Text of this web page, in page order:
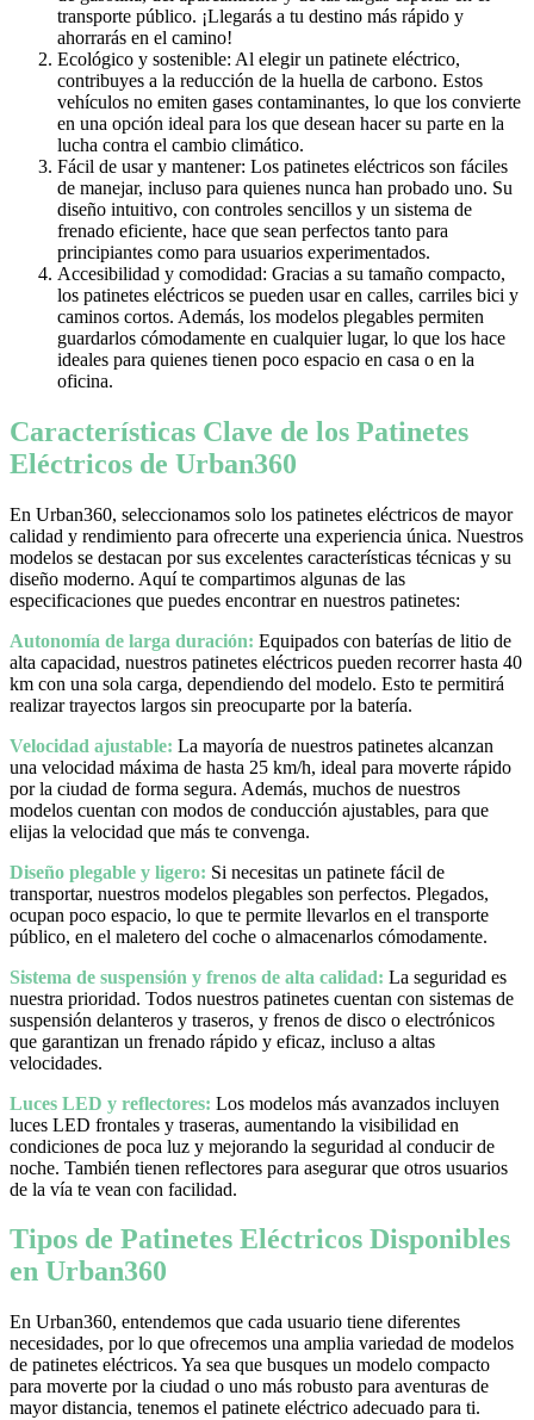
transporte público. ¡Llegarás a tu destino más rápido y
ahorrarás en el camino!
Ecológico y sostenible: Al elegir un patinete eléctrico,
contribuyes a la reducción de la huella de carbono. Estos
vehículos no emiten gases contaminantes, lo que los convierte
en una opción ideal para los que desean hacer su parte en la
lucha contra el cambio climático.
Fácil de usar y mantener: Los patinetes eléctricos son fáciles
de manejar, incluso para quienes nunca han probado uno. Su
diseño intuitivo, con controles sencillos y un sistema de
frenado eficiente, hace que sean perfectos tanto para
principiantes como para usuarios experimentados.
Accesibilidad y comodidad: Gracias a su tamaño compacto,
los patinetes eléctricos se pueden usar en calles, carriles bici y
caminos cortos. Además, los modelos plegables permiten
guardarlos cómodamente en cualquier lugar, lo que los hace
ideales para quienes tienen poco espacio en casa o en la
oficina.
Características Clave de los Patinetes
Eléctricos de Urban360
En Urban360, seleccionamos solo los patinetes eléctricos de mayor
calidad y rendimiento para ofrecerte una experiencia única. Nuestros
modelos se destacan por sus excelentes características técnicas y su
diseño moderno. Aquí te compartimos algunas de las
especificaciones que puedes encontrar en nuestros patinetes:
Autonomía de larga duración: Equipados con baterías de litio de
alta capacidad, nuestros patinetes eléctricos pueden recorrer hasta 40
km con una sola carga, dependiendo del modelo. Esto te permitirá
realizar trayectos largos sin preocuparte por la batería.
Velocidad ajustable: La mayoría de nuestros patinetes alcanzan
una velocidad máxima de hasta 25 km/h, ideal para moverte rápido
por la ciudad de forma segura. Además, muchos de nuestros
modelos cuentan con modos de conducción ajustables, para que
elijas la velocidad que más te convenga.
Diseño plegable y ligero: Si necesitas un patinete fácil de
transportar, nuestros modelos plegables son perfectos. Plegados,
ocupan poco espacio, lo que te permite llevarlos en el transporte
público, en el maletero del coche o almacenarlos cómodamente.
Sistema de suspensión y frenos de alta calidad: La seguridad es
nuestra prioridad. Todos nuestros patinetes cuentan con sistemas de
suspensión delanteros y traseros, y frenos de disco o electrónicos
que garantizan un frenado rápido y eficaz, incluso a altas
velocidades.
Luces LED y reflectores: Los modelos más avanzados incluyen
luces LED frontales y traseras, aumentando la visibilidad en
condiciones de poca luz y mejorando la seguridad al conducir de
noche. También tienen reflectores para asegurar que otros usuarios
de la vía te vean con facilidad.
Tipos de Patinetes Eléctricos Disponibles
en Urban360
En Urban360, entendemos que cada usuario tiene diferentes
necesidades, por lo que ofrecemos una amplia variedad de modelos
de patinetes eléctricos. Ya sea que busques un modelo compacto
para moverte por la ciudad o uno más robusto para aventuras de
mayor distancia, tenemos el patinete eléctrico adecuado para ti.